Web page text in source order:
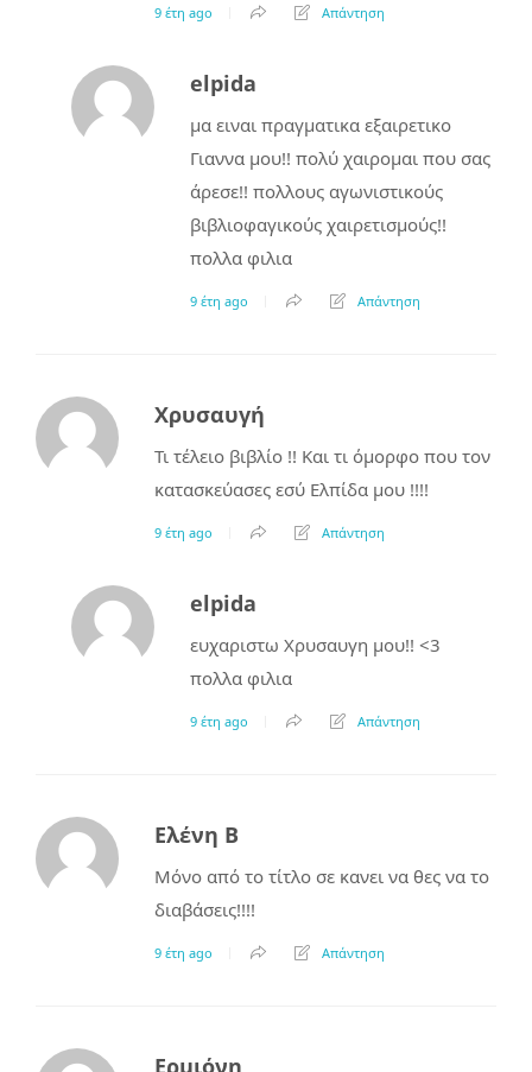
9 έτη ago Απάντηση
elpida
μα ειναι πραγματικα εξαιρετικο
Γιαννα μου!! πολύ χαιρομαι που σας
άρεσε!! πολλους αγωνιστικούς
βιβλιοφαγικούς χαιρετισμούς!!
πολλα φιλια
9 έτη ago Απάντηση
Χρυσαυγή
Τι τέλειο βιβλίο !! Και τι όμορφο που τον
κατασκεύασες εσύ Ελπίδα μου !!!!
9 έτη ago Απάντηση
elpida
ευχαριστω Χρυσαυγη μου!! <3
πολλα φιλια
9 έτη ago Απάντηση
Ελένη B
Μόνο από το τίτλο σε κανει να θες να το
διαβάσεις!!!!
9 έτη ago Απάντηση